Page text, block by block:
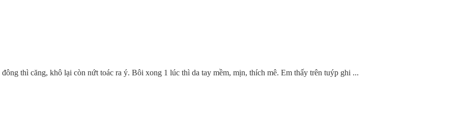
thì căng, khô lại còn nứt toác ra ý. Bôi xong 1 lúc thì da tay mềm, mịn, thích mê. Em thấy trên tuýp ghi ...